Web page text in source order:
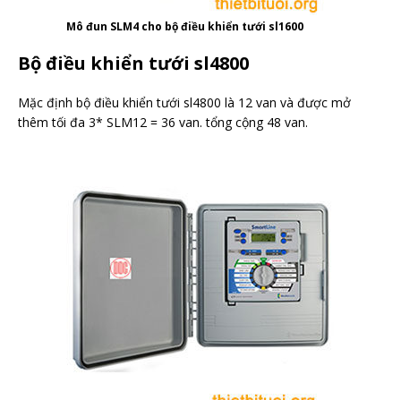
Mô đun SLM4 cho bộ điều khiển tưới sl1600
Bộ điều khiển tưới sl4800
Mặc định bộ điều khiển tưới sl4800 là 12 van và được mở
thêm tối đa 3* SLM12 = 36 van. tổng cộng 48 van.